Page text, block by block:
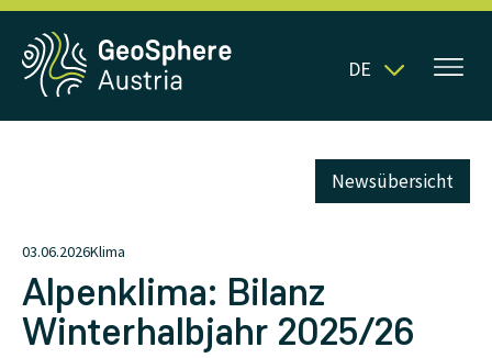
DE
03.06.2026Klima
Newsübersicht
Alpenklima: Bilanz
Winterhalbjahr 2025/26